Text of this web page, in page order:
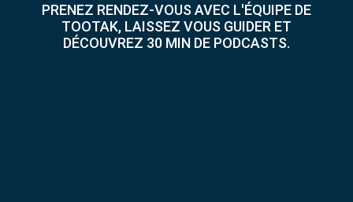
PRENEZ RENDEZ-VOUS AVEC L'ÉQUIPE DE
TOOTAK, LAISSEZ VOUS GUIDER ET
DÉCOUVREZ 30 MIN DE PODCASTS.